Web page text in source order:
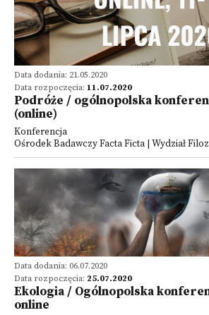
Data dodania: 21.05.2020
Data rozpoczęcia: 11.07.2020
Podróże / ogólnopolska
(online)
Konferencja
Ośrodek Badawczy Facta Ficta | Wydział
Data dodania: 06.07.2020
Data rozpoczęcia: 25.07.2020
Ekologia / Ogólnopolska
online